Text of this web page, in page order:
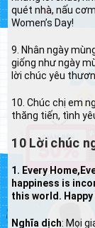
quét nhà, nấu
Women’s Day!
9. Nhân ngày
giống như ngày
lời chúc yêu
10. Chúc chị em
thăng tiến, tình
10 Lời chúc
1. Every
happiness is
this world. Happy
Nghĩa dịch: Mọi